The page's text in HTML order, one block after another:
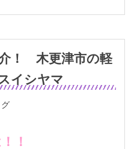
！ 木更津市の軽
イシヤマ
！